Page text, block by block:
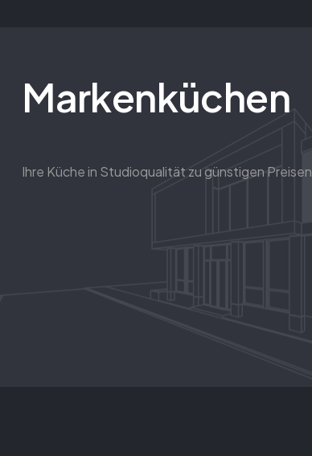
Markenküchen
Ihre Küche in Studioqualität zu günstigen Preisen.